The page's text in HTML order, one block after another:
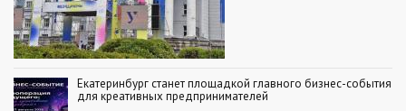
Екатеринбург станет площадкой главного бизнес-события
для креативных предпринимателей